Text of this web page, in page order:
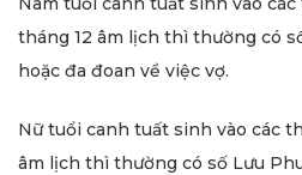
tháng 12 âm lịch thì thường có
hoặc đa đoan về việc vợ.
Nữ tuổi canh tuất sinh vào các
âm lịch thì thường có số Lưu